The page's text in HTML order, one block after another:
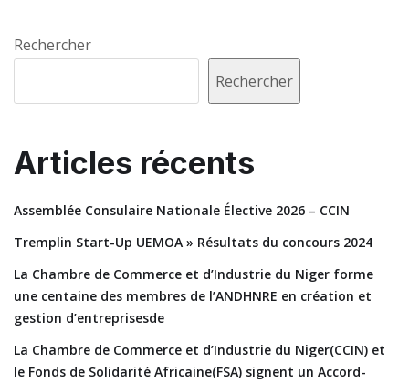
Rechercher
Rechercher
Articles récents
Assemblée Consulaire Nationale Élective 2026 – CCIN
Tremplin Start-Up UEMOA » Résultats du concours 2024
La Chambre de Commerce et d’Industrie du Niger forme
une centaine des membres de l’ANDHNRE en création et
gestion d’entreprisesde
La Chambre de Commerce et d’Industrie du Niger(CCIN) et
le Fonds de Solidarité Africaine(FSA) signent un Accord-